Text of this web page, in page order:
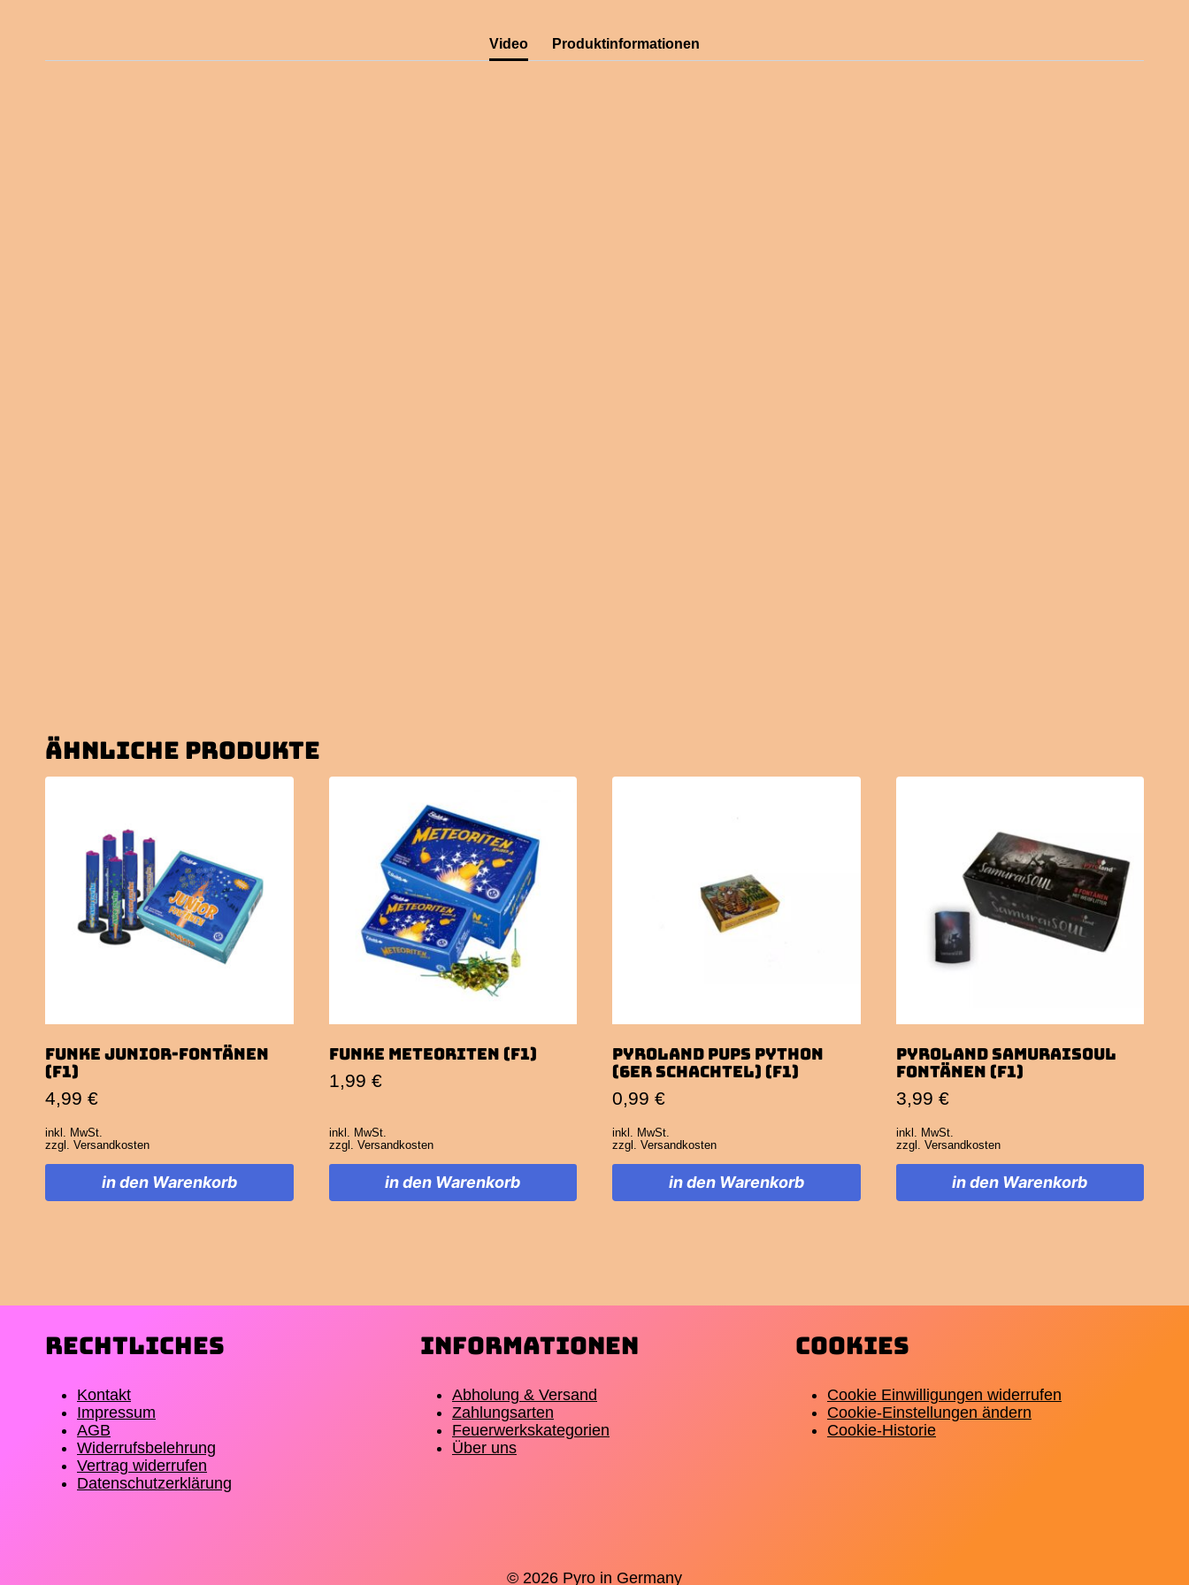
Video Produktinformationen
Ähnliche Produkte
Funke Junior-Fontänen
(F1)
4,99 €
inkl. MwSt.
zzgl. Versandkosten
in den Warenkorb
Funke Meteoriten (F1)
1,99 €
inkl. MwSt.
zzgl. Versandkosten
in den Warenkorb
Pyroland Pups Python
(6er Schachtel) (F1)
0,99 €
inkl. MwSt.
zzgl. Versandkosten
in den Warenkorb
Pyroland SamuraiSOUL
Fontänen (F1)
3,99 €
inkl. MwSt.
zzgl. Versandkosten
in den Warenkorb
Rechtliches
Kontakt
Impressum
AGB
Widerrufsbelehrung
Vertrag widerrufen
Datenschutzerklärung
Informationen
Abholung & Versand
Zahlungsarten
Feuerwerkskategorien
Über uns
Cookies
Cookie Einwilligungen widerrufen
Cookie-Einstellungen ändern
Cookie-Historie
© 2026 Pyro in Germany